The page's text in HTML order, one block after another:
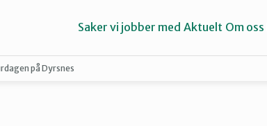
Saker vi jobber med Aktuelt Om oss
på Dyrsnes